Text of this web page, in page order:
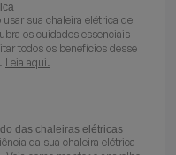
sua chaleira elétrica de
os cuidados essenciais
todos os benefícios desse
Leia aqui.
das chaleiras elétricas
da sua chaleira elétrica